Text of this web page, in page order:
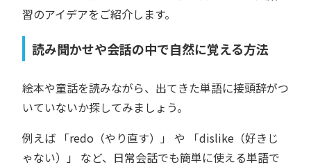
習のアイデアをご紹介します。
読み聞かせや会話の中で自然に覚える方法
絵本や童話を読みながら、出てきた単語に接頭辞がつ
いていないか探してみましょう。
例えば 「redo（やり直す）」 や 「dislike（好きじ
ゃない）」 など、日常会話でも簡単に使える単語で